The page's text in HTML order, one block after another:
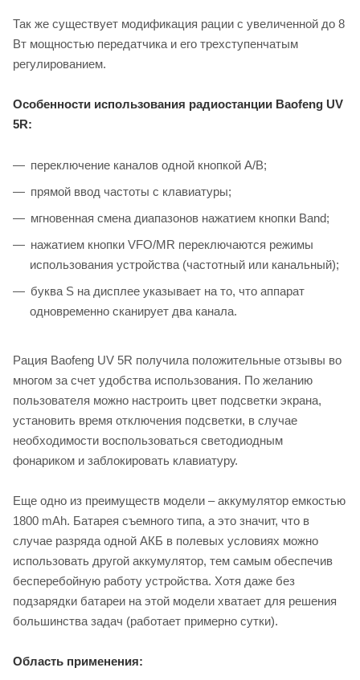
Так же существует модификация рации с увеличенной до 8
Вт мощностью передатчика и его трехступенчатым
регулированием.
Особенности использования радиостанции Baofeng UV
5R:
переключение каналов одной кнопкой A/B;
прямой ввод частоты с клавиатуры;
мгновенная смена диапазонов нажатием кнопки Band;
нажатием кнопки VFO/MR переключаются режимы
использования устройства (частотный или канальный);
буква S на дисплее указывает на то, что аппарат
одновременно сканирует два канала.
Рация Baofeng UV 5R получила положительные отзывы во
многом за счет удобства использования. По желанию
пользователя можно настроить цвет подсветки экрана,
установить время отключения подсветки, в случае
необходимости воспользоваться светодиодным
фонариком и заблокировать клавиатуру.
Еще одно из преимуществ модели – аккумулятор емкостью
1800 mAh. Батарея съемного типа, а это значит, что в
случае разряда одной АКБ в полевых условиях можно
использовать другой аккумулятор, тем самым обеспечив
бесперебойную работу устройства. Хотя даже без
подзарядки батареи на этой модели хватает для решения
большинства задач (работает примерно сутки).
Область применения: